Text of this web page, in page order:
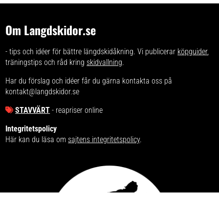
Om Langdskidor.se
- tips och idéer för bättre längdskidåkning. Vi publicerar köpguider,
träningstips och råd kring skidvallning.
Har du förslag och idéer får du gärna kontakta oss på
kontakt@langdskidor.se
STAVVÄRT - reapriser online
Integritetspolicy
Här kan du läsa om sajtens integritetspolicy.